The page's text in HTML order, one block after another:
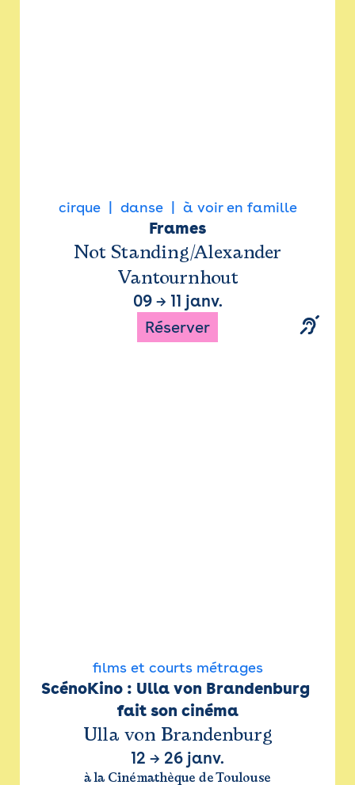
cirque danse à voir en famille
Frames
Not Standing/Alexander
Vantournhout
09→ 11 janv.
Réserver
films et courts métrages
ScénoKino : Ulla von Brandenburg
fait son cinéma
Ulla von Brandenburg
12 → 26 janv.
à la Cinémathèque de Toulouse